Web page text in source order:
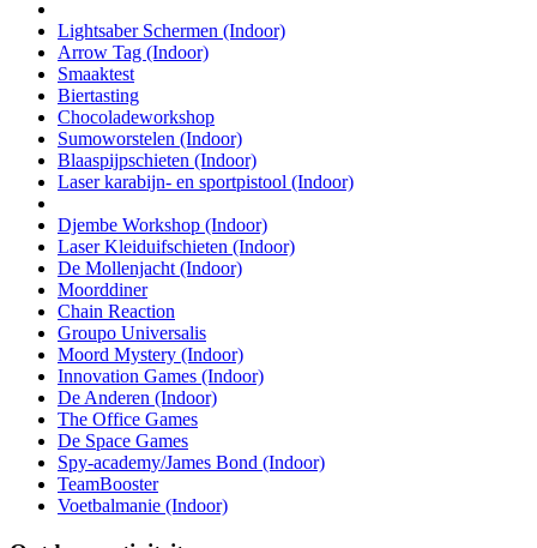
Lightsaber Schermen (Indoor)
Arrow Tag (Indoor)
Smaaktest
Biertasting
Chocoladeworkshop
Sumoworstelen (Indoor)
Blaaspijpschieten (Indoor)
Laser karabijn- en sportpistool (Indoor)
Djembe Workshop (Indoor)
Laser Kleiduifschieten (Indoor)
De Mollenjacht (Indoor)
Moorddiner
Chain Reaction
Groupo Universalis
Moord Mystery (Indoor)
Innovation Games (Indoor)
De Anderen (Indoor)
The Office Games
De Space Games
Spy-academy/James Bond (Indoor)
TeamBooster
Voetbalmanie (Indoor)